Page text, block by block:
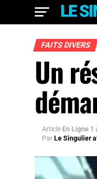
FAITS DIVERS
Un
Article En Ligne 1
ParLe Singulier